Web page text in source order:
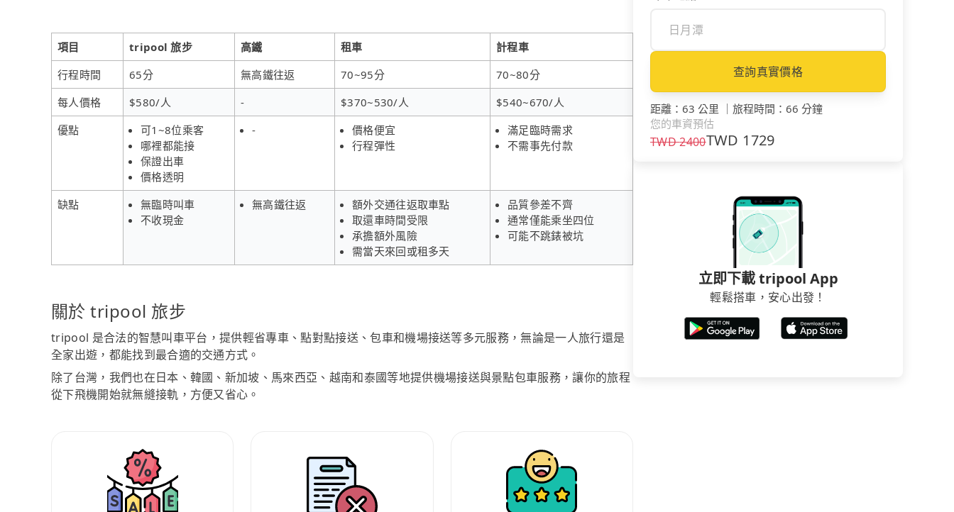
項目 tripool 旅步 高鐵 租車
計程車
行程時間
65分 無高鐵往返 70~95分
70~80分
每人價格
$580/人 - $370~530/人
$540~670/人
優點
可1~8位乘客
哪裡都能接
保證出車
價格透明
-
價格便宜
行程彈性
滿足臨時需求
不需事先付款
缺點
無臨時叫車
不收現金
無高鐵往返
額外交通往返取車點
取還車時間受限
承擔額外風險
需當天來回或租多天
品質參差不齊
通常僅能乘坐四位
可能不跳錶被坑
關於 tripool 旅步
tripool 是合法的智慧叫車平台，提供輕省專車、點對點接送、包車和機場接送等多元服務，無論是一人旅行還是
全家出遊，都能找到最合適的交通方式。
除了台灣，我們也在日本、韓國、新加坡、馬來西亞、越南和泰國等地提供機場接送與景點包車服務，讓你的旅程
從下飛機開始就無縫接軌，方便又省心。
查詢真實價格
距離 ： 63 公里 ｜ 旅程時間 ： 66 分鐘
您的車資預估
TWD2400TWD 1729
立即下載 tripool App
輕鬆搭車，安心出發！